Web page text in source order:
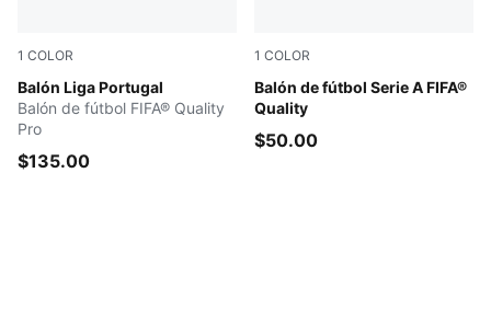
1 COLOR
Balón Liga Portugal
PUMA White-multicolor
Balón de fútbol FIFA® Quality
Pro
$135.00
1 COLOR
Balón de fútbol Serie A FIFA®
Quality
Dandelion-multi colour
$50.00